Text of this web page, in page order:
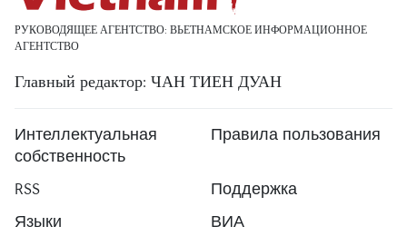
РУКОВОДЯЩЕЕ АГЕНТСТВО: ВЬЕТНАМСКОЕ ИНФОРМАЦИОННОЕ
АГЕНТСТВО
Главный редактор: ЧАН ТИЕН ДУАН
Интеллектуальная
собственность
Правила пользования
RSS
Поддержка
Языки
ВИА